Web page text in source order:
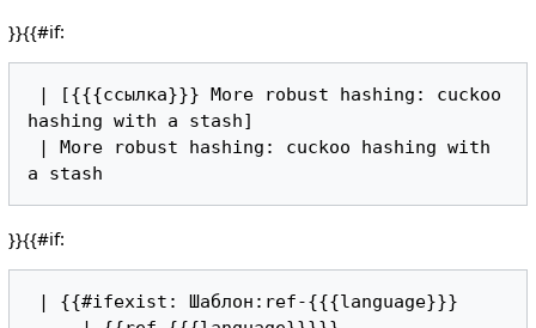
}}{{#if:
hashing with a stash]
}}{{#if: